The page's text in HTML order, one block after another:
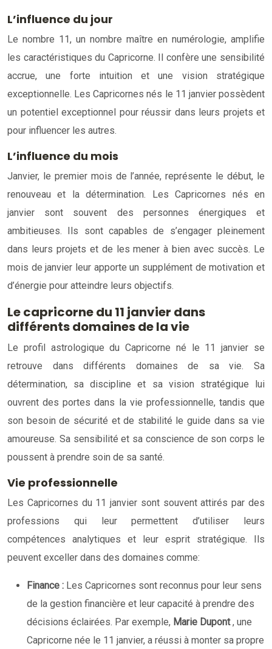
L’influence du jour
Le nombre 11, un nombre maître en numérologie, amplifie
les caractéristiques du Capricorne. Il confère une sensibilité
accrue, une forte intuition et une vision stratégique
exceptionnelle. Les Capricornes nés le 11 janvier possèdent
un potentiel exceptionnel pour réussir dans leurs projets et
pour influencer les autres.
L’influence du mois
Janvier, le premier mois de l’année, représente le début, le
renouveau et la détermination. Les Capricornes nés en
janvier sont souvent des personnes énergiques et
ambitieuses. Ils sont capables de s’engager pleinement
dans leurs projets et de les mener à bien avec succès. Le
mois de janvier leur apporte un supplément de motivation et
d’énergie pour atteindre leurs objectifs.
Le capricorne du 11 janvier dans
différents domaines de la vie
Le profil astrologique du Capricorne né le 11 janvier se
retrouve dans différents domaines de sa vie. Sa
détermination, sa discipline et sa vision stratégique lui
ouvrent des portes dans la vie professionnelle, tandis que
son besoin de sécurité et de stabilité le guide dans sa vie
amoureuse. Sa sensibilité et sa conscience de son corps le
poussent à prendre soin de sa santé.
Vie professionnelle
Les Capricornes du 11 janvier sont souvent attirés par des
professions qui leur permettent d’utiliser leurs
compétences analytiques et leur esprit stratégique. Ils
peuvent exceller dans des domaines comme:
Finance : Les Capricornes sont reconnus pour leur sens
de la gestion financière et leur capacité à prendre des
décisions éclairées. Par exemple, Marie Dupont, une
Capricorne née le 11 janvier, a réussi à monter sa propre